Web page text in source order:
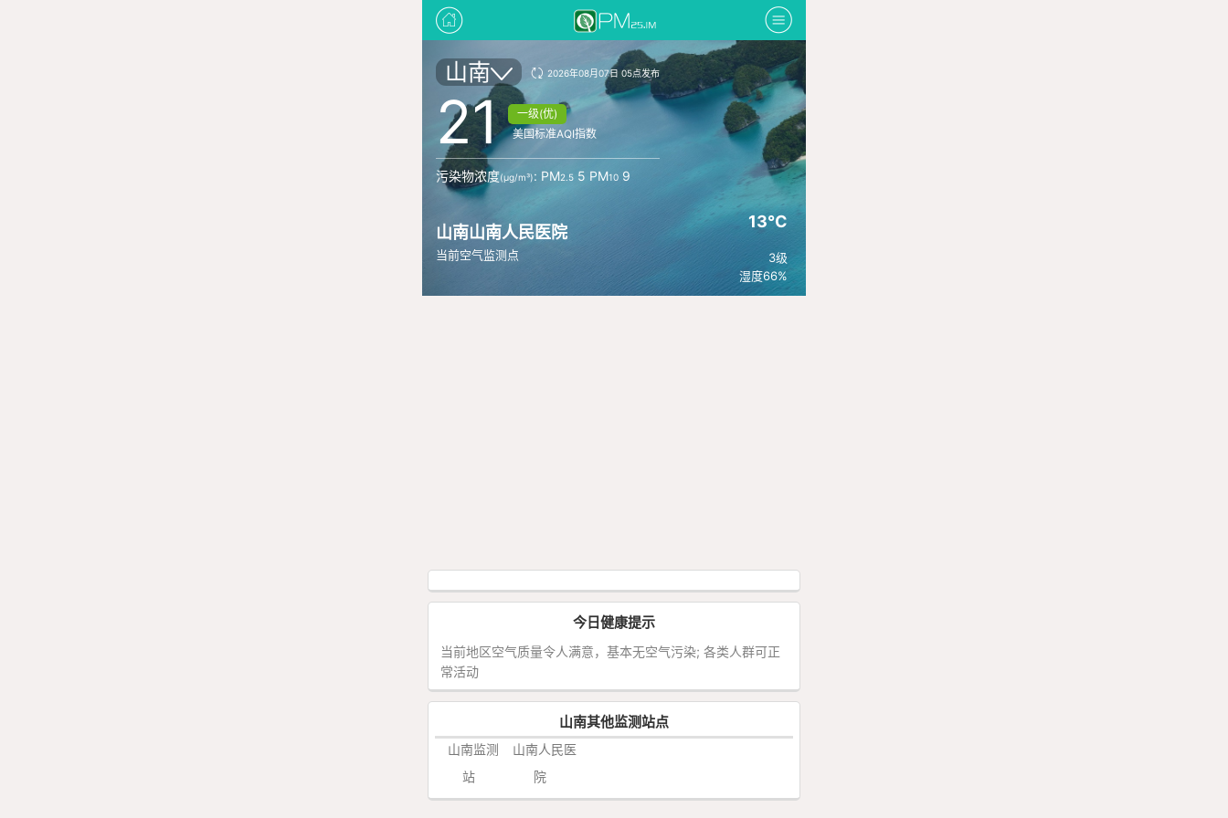
山南 2026年08月07日 05点发布
21
一级(优)
美国标准AQI指数
污染物浓度(μg/m³): PM2.5 5 PM10 9
山南山南人民医院
当前空气监测点
13°C
3级
湿度66%
今日健康提示
当前地区空气质量令人满意，基本无空气污染; 各类人群可正
常活动
山南其他监测站点
山南监测
站
山南人民医
院